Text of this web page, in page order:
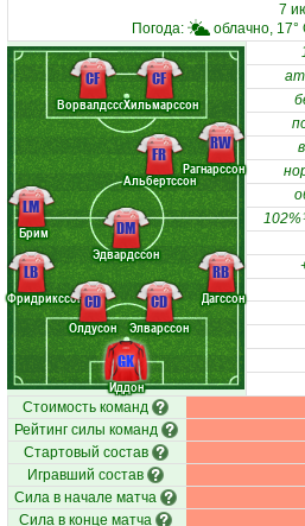
7
Погода:
облачно,
Иддон
Фридрикссон
Олдусон
Элварссон
Дагссон
Брим
Эдвардссон
Альбертссон
Рагнарссон
ВорвалдссонХильмарссон
GK
LB
CD
CD
RB
LM
DM
FR
RW
CF CF
102%
Стоимость команд
Рейтинг силы команд
Стартовый состав
Игравший состав
Сила в начале матча
Сила в конце матча